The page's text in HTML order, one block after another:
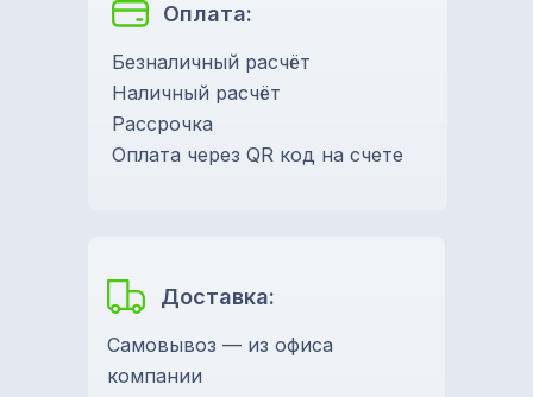
Доставка:
Самовывоз — из офиса
компании
Оплата:
Безналичный расчёт
Наличный расчёт
Рассрочка
Оплата через QR код на счете